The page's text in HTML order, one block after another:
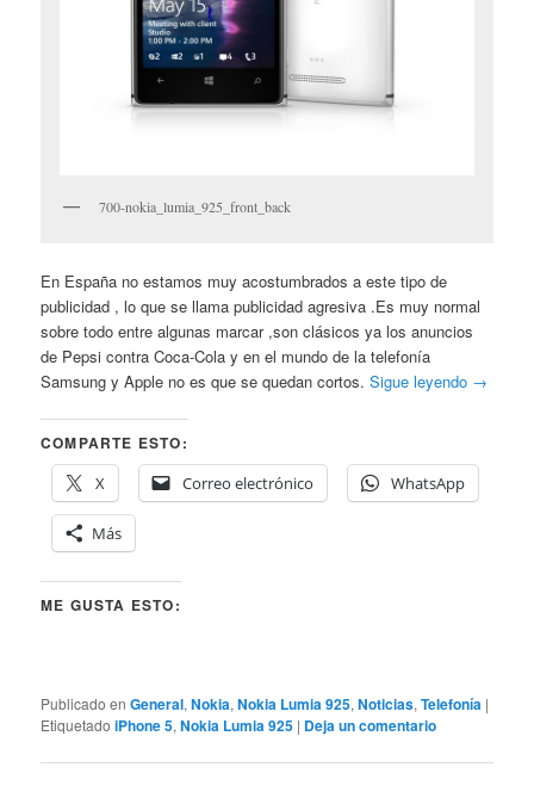
700-nokia_lumia_925_front_back
En España no estamos muy acostumbrados a este tipo de
publicidad , lo que se llama publicidad agresiva .Es muy normal
sobre todo entre algunas marcar ,son clásicos ya los anuncios
de Pepsi contra Coca-Cola y en el mundo de la telefonía
Samsung y Apple no es que se quedan cortos.Sigue leyendo →
COMPARTE ESTO:
X
Correo electrónico WhatsApp
Más
ME GUSTA ESTO:
Publicado en General,Nokia,Nokia Lumia 925,Noticias,Telefonía |
Etiquetado iPhone 5,Nokia Lumia 925 | Deja un comentario